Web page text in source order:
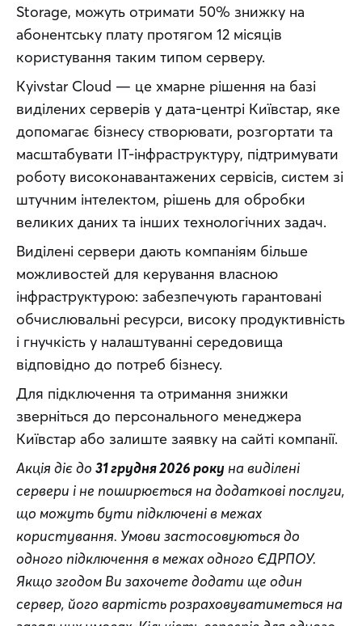
Storage, можуть отримати 50% знижку на
абонентську плату протягом 12 місяців
користування таким типом серверу.
Kyivstar Cloud — це хмарне рішення на базі
виділених серверів у дата-центрі Київстар, яке
допомагає бізнесу створювати, розгортати та
масштабувати ІТ-інфраструктуру, підтримувати
роботу високонавантажених сервісів, систем зі
штучним інтелектом, рішень для обробки
великих даних та інших технологічних задач.
Виділені сервери дають компаніям більше
можливостей для керування власною
інфраструктурою: забезпечують гарантовані
обчислювальні ресурси, високу продуктивність
і гнучкість у налаштуванні середовища
відповідно до потреб бізнесу.
Для підключення та отримання знижки
зверніться до персонального менеджера
Київстар або залиште заявку на сайті компанії.
Акція діє до 31 грудня 2026 року на виділені
сервери і не поширюється на додаткові послуги,
що можуть бути підключені в межах
користування. Умови застосовуються до
одного підключення в межах одного ЄДРПОУ.
Якщо згодом Ви захочете додати ще один
сервер, його вартість розраховуватиметься на